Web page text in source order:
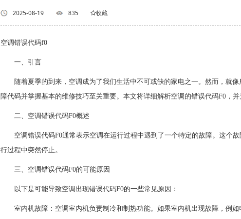
2025-08-19 835 收藏
空调错误代码f0
一、引言
随着夏季的到来，空调成为了我们生活中不可或缺的家电之一。然而，就像
障代码并掌握基本的维修技巧至关重要。本文将详细解析空调的错误代码F0，并
二、空调错误代码F0概述
空调错误代码F0通常表示空调在运行过程中遇到了一个特定的故障。这个故
行过程中突然停止。
三、空调错误代码F0的可能原因
以下是可能导致空调出现错误代码F0的一些常见原因：
室内机故障：空调室内机负责制冷和制热功能。如果室内机出现故障，例如